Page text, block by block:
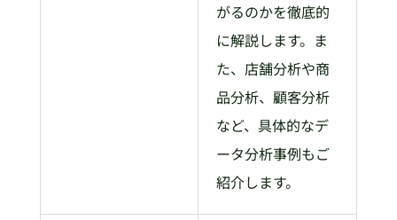
がるのかを徹底的
に解説します。ま
た、店舗分析や商
品分析、顧客分析
など、具体的なデ
ータ分析事例もご
紹介します。